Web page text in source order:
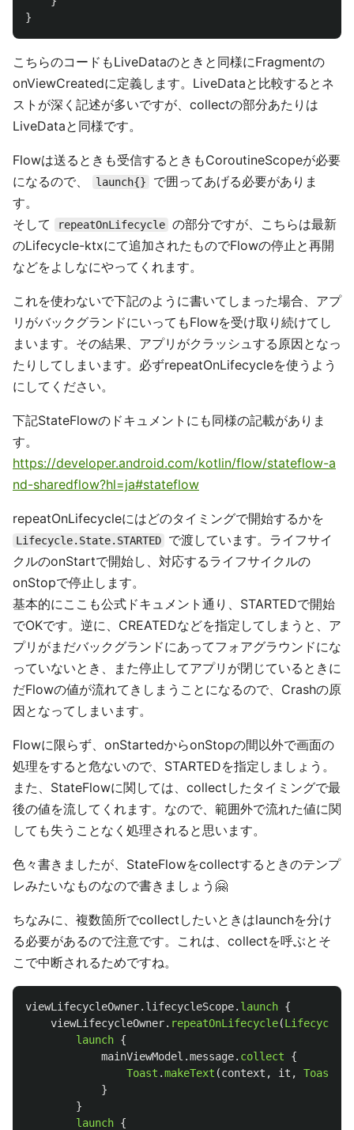
}
こちらのコードもLiveDataのときと同様にFragmentの
onViewCreatedに定義します。LiveDataと比較するとネ
ストが深く記述が多いですが、collectの部分あたりは
LiveDataと同様です。
Flowは送るときも受信するときもCoroutineScopeが必要
になるので、
launch{}
で囲ってあげる必要がありま
す。
そして
repeatOnLifecycle の部分ですが、こちらは最新
のLifecycle-ktxにて追加されたものでFlowの停止と再開
などをよしなにやってくれます。
これを使わないで下記のように書いてしまった場合、アプ
リがバックグランドにいってもFlowを受け取り続けてし
まいます。その結果、アプリがクラッシュする原因となっ
たりしてしまいます。必ずrepeatOnLifecycleを使うよう
にしてください。
下記StateFlowのドキュメントにも同様の記載がありま
す。
https://developer.android.com/kotlin/flow/stateflow-a
nd-sharedflow?hl=ja#stateflow
repeatOnLifecycleにはどのタイミングで開始するかを
Lifecycle.State.STARTED
で渡しています。ライフサイ
クルのonStartで開始し、対応するライフサイクルの
onStopで停止します。
基本的にここも公式ドキュメント通り、STARTEDで開始
でOKです。逆に、CREATEDなどを指定してしまうと、ア
プリがまだバックグランドにあってフォアグラウンドにな
っていないとき、また停止してアプリが閉じているときに
だFlowの値が流れてきしまうことになるので、Crashの原
因となってしまいます。
Flowに限らず、onStartedからonStopの間以外で画面の
処理をすると危ないので、STARTEDを指定しましょう。
また、StateFlowに関しては、collectしたタイミングで最
後の値を流してくれます。なので、範囲外で流れた値に関
しても失うことなく処理されると思います。
色々書きましたが、StateFlowをcollectするときのテンプ
レみたいなものなので書きましょう🤗
ちなみに、複数箇所でcollectしたいときはlaunchを分け
る必要があるので注意です。これは、collectを呼ぶとそ
こで中断されるためですね。
viewLifecycleOwner. lifecycleScope. launch {
viewLifecycleOwner. repeatOnLifecycle(Lifecycle
launch {
mainViewModel .message. collect
{
Toast .makeText (context , it , Toast
}
}
launch {